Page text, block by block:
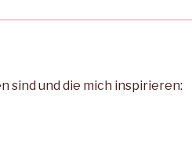
sind und die mich inspirieren: